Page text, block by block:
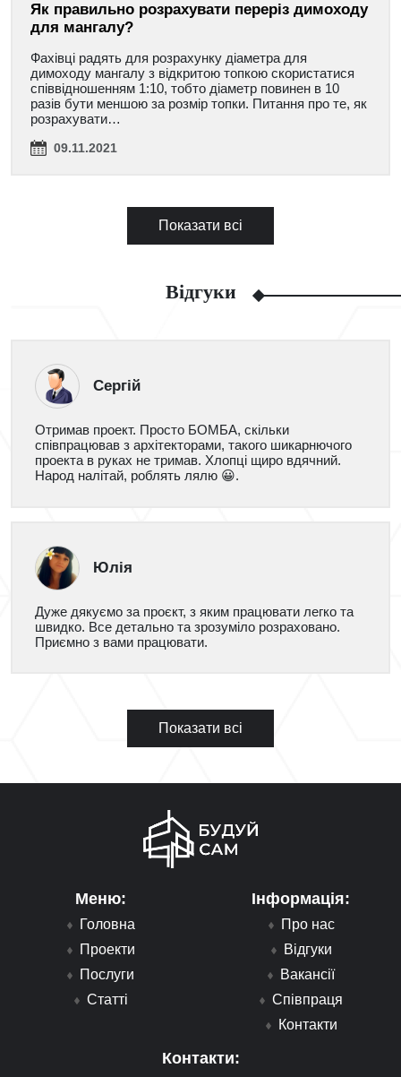
Як правильно розрахувати переріз димоходу
для мангалу?
Фахівці радять для розрахунку діаметра для
димоходу мангалу з відкритою топкою скористатися
співвідношенням 1:10, тобто діаметр повинен в 10
разів бути меншою за розмір топки. Питання про те, як
розрахувати…
09.11.2021
Показати всі
Відгуки
Сергій
Отримав проект. Просто БОМБА, скільки
співпрацював з архітекторами, такого шикарнючого
проекта в руках не тримав. Хлопці щиро вдячний.
Народ налітай, роблять лялю 😀.
Юлія
Дуже дякуємо за проєкт, з яким працювати легко та
швидко. Все детально та зрозуміло розраховано.
Приємно з вами працювати.
Показати всі
Меню:
Головна
Проекти
Послуги
Статті
Інформація:
Про нас
Відгуки
Вакансії
Співпраця
Контакти
Контакти: